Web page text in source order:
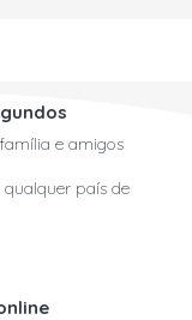
e amigos
país de